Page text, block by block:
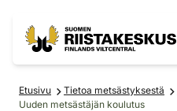
Etusivu Tietoa metsästyksestä
Uuden metsästäjän koulutus